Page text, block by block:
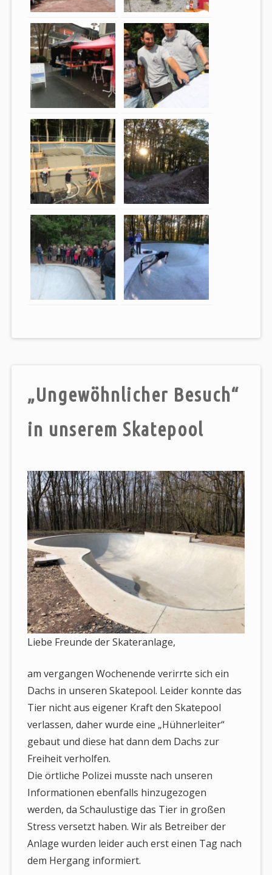
„Ungewöhnlicher Besuch“
in unserem Skatepool
Liebe Freunde der Skateranlage,
am vergangen Wochenende verirrte sich ein
Dachs in unseren Skatepool. Leider konnte das
Tier nicht aus eigener Kraft den Skatepool
verlassen, daher wurde eine „Hühnerleiter“
gebaut und diese hat dann dem Dachs zur
Freiheit verholfen.
Die örtliche Polizei musste nach unseren
Informationen ebenfalls hinzugezogen
werden, da Schaulustige das Tier in großen
Stress versetzt haben. Wir als Betreiber der
Anlage wurden leider auch erst einen Tag nach
dem Hergang informiert.